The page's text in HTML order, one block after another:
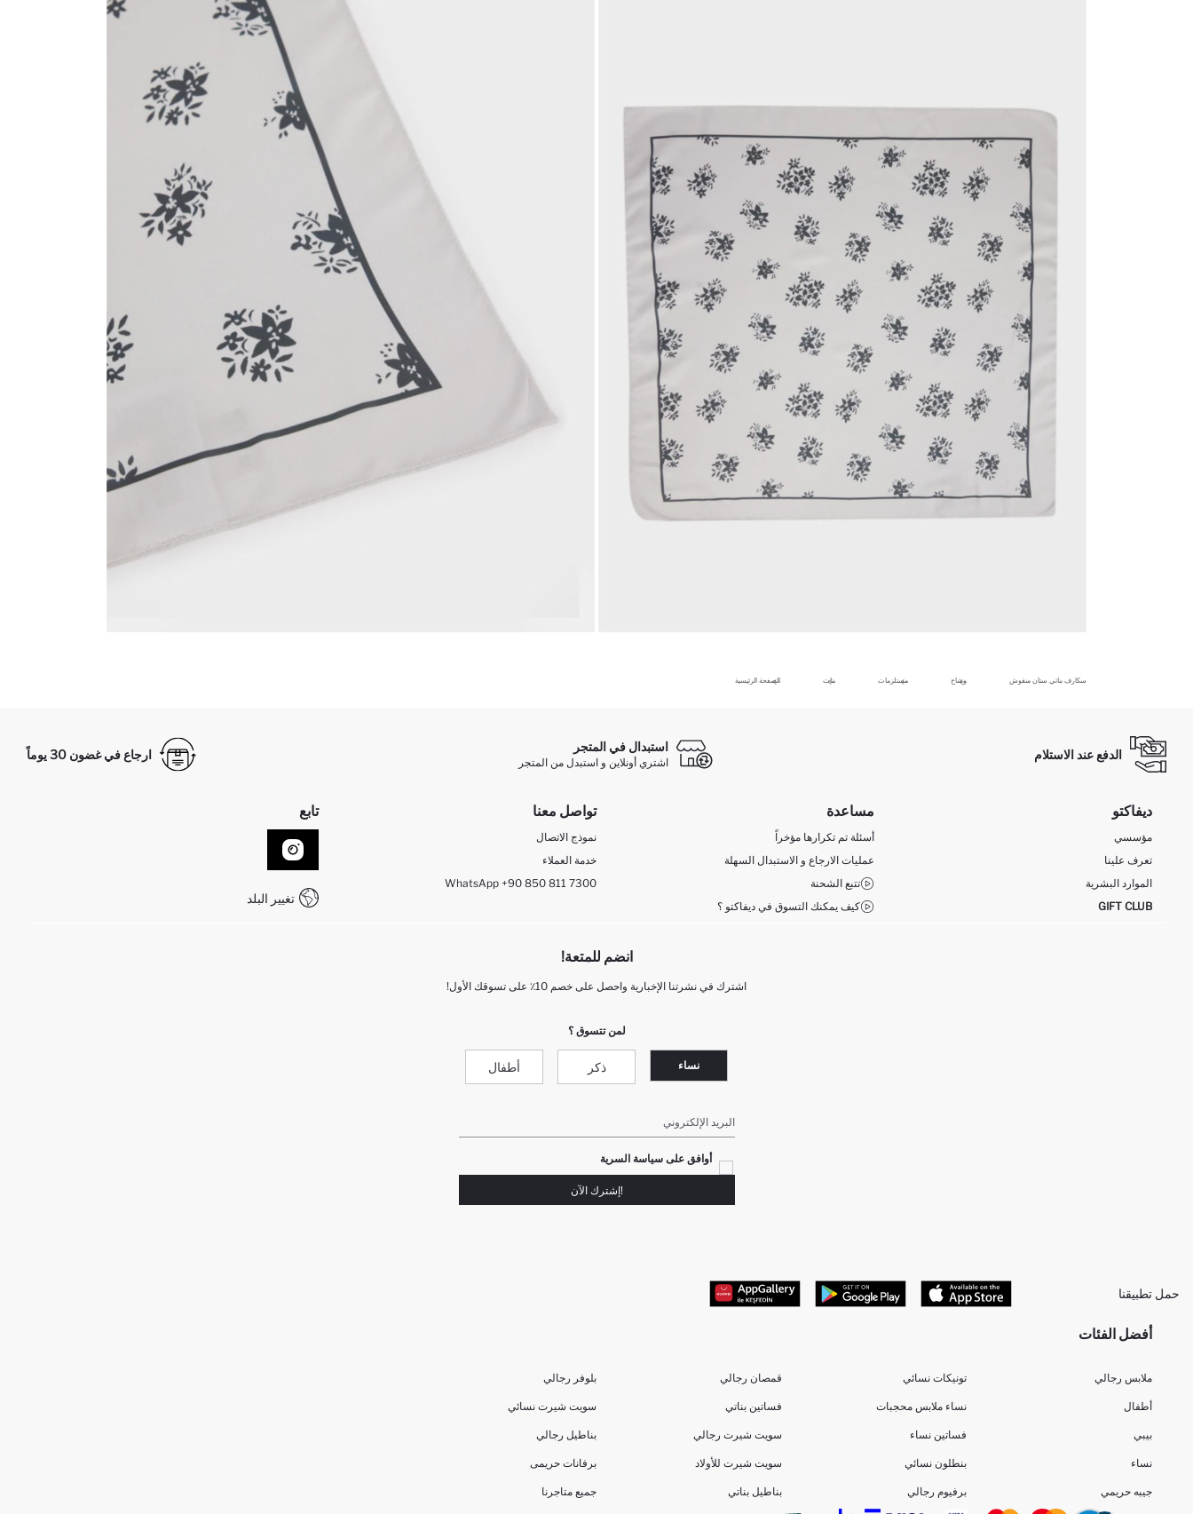
الصفحة الرئيسية بنات مستلزمات وشاح سكارف بناتي ستان منقوش
الدفع عند الاستلام
استبدال في المتجر
اشتري أونلاين و استبدل من المتجر
ارجاع في غضون 30 يوماً
ديفاكتو
مؤسسي
تعرف علينا
الموارد البشرية
GIFT CLUB
مساعدة
أسئلة تم تكرارها مؤخراً
عمليات الارجاع و الاستبدال السهلة
تتبع الشحنة
كيف يمكنك التسوق في ديفاكتو ؟
تواصل معنا
نموذج الاتصال
خدمة العملاء
WhatsApp +90 850 811 7300
تابع
تغيير البلد
انضم للمتعة!
اشترك في نشرتنا الإخبارية واحصل على خصم 10٪ على تسوقك الأول!
لمن تتسوق ؟
نساء ذكر أطفال
البريد الإلكتروني
أوافق على سياسة السرية
!إشترك الآن
حمل تطبيقنا
أفضل الفئات
ملابس رجالي
أطفال
بيبي
نساء
جيبه حريمي
تونيكات نسائي
نساء ملابس محجبات
فساتين نساء
بنطلون نسائي
برفيوم رجالي
قمصان رجالي
فساتين بناتي
سويت شيرت رجالي
سويت شيرت للأولاد
بناطيل بناتي
بلوفر رجالي
سويت شيرت نسائي
بناطيل رجالي
برفانات حريمى
جميع متاجرنا